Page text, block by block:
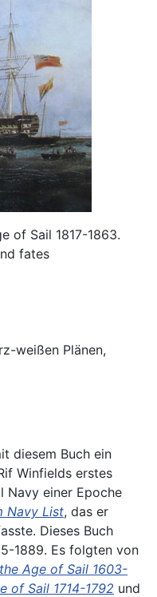
of Sail 1817-1863.
fates
weißen Plänen,
diesem Buch ein
Winfields erstes
Navy einer Epoche
Navy List, das er
Dieses Buch
1889. Es folgten von
Age of Sail 1603-
of Sail 1714-1792 und